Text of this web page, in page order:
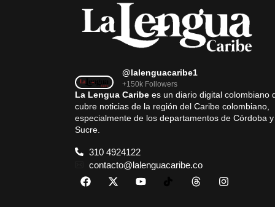
@lalenguacaribe1
+150k Followers
La Lengua Caribe es un diario digital colombiano
cubre noticias de la región del Caribe colombiano,
especialmente de los departamentos de Córdoba y
Sucre.
310 4924122
contacto@lalenguacaribe.co